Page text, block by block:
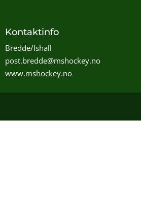
Kontaktinfo
Bredde/Ishall
post.bredde@mshockey.no
www.mshockey.no